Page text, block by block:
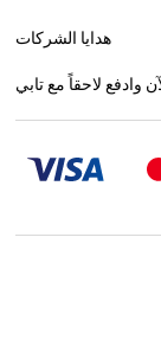
هدايا الشركات
وادفع لاحقاً مع تابي